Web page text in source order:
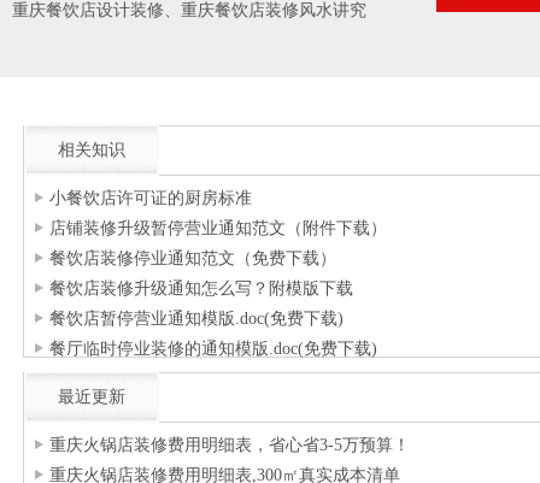
重庆餐饮店设计装修、重庆餐饮店装修风水讲究
相关知识
小餐饮店许可证的厨房标准
店铺装修升级暂停营业通知范文（附件下载）
餐饮店装修停业通知范文（免费下载）
餐饮店装修升级通知怎么写？附模版下载
餐饮店暂停营业通知模版.doc(免费下载)
餐厅临时停业装修的通知模版.doc(免费下载)
最近更新
重庆火锅店装修费用明细表，省心省3-5万预算！
重庆火锅店装修费用明细表,300㎡真实成本清单